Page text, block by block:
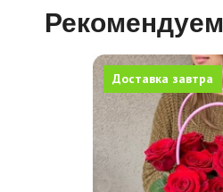
Рекомендуем
Доставка завтра